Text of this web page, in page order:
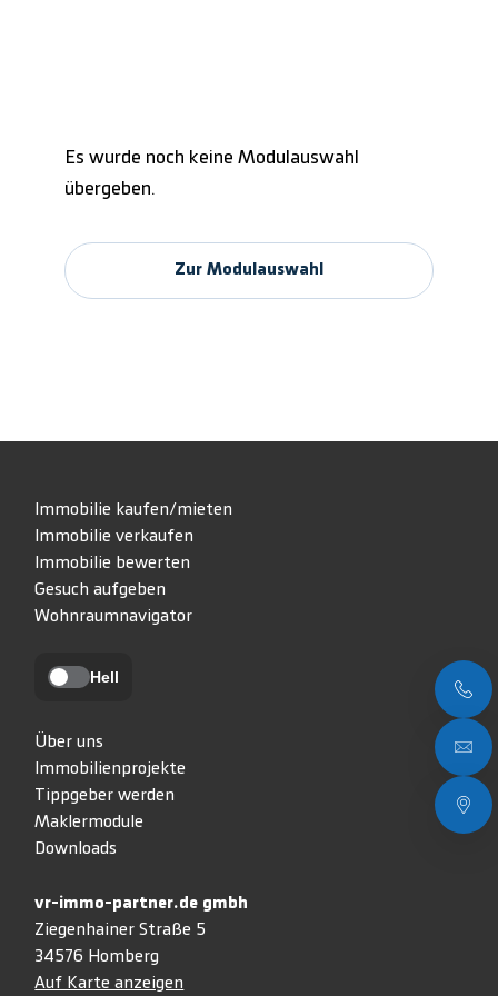
Es wurde noch keine Modulauswahl
übergeben.
Zur Modulauswahl
Immobilie kaufen/mieten
Immobilie verkaufen
Immobilie bewerten
Gesuch aufgeben
Wohnraumnavigator
Hell
Über uns
Immobilienprojekte
Tippgeber werden
Maklermodule
Downloads
vr-immo-partner.de gmbh
Ziegenhainer Straße 5
34576 Homberg
Auf Karte anzeigen